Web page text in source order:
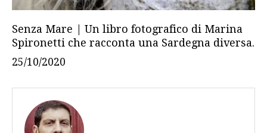
Senza Mare | Un libro fotografico di Marina
Spironetti che racconta una Sardegna diversa.
25/10/2020